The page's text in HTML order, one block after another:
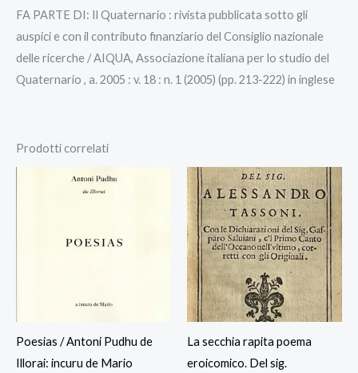
FA PARTE DI: Il Quaternario : rivista pubblicata sotto gli
auspici e con il contributo finanziario del Consiglio nazionale
delle ricerche / AIQUA, Associazione italiana per lo studio del
Quaternario , a. 2005 : v. 18 : n. 1 (2005) (pp. 213-222) in inglese
Prodotti correlati
Poesias / Antoni Pudhu de
Illorai: incuru de Mario
La secchia rapita poema
eroicomico. Del sig.